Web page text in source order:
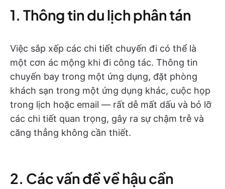
1. Thông tin du lịch phân tán
Việc sắp xếp các chi tiết chuyến đi có thể là
một cơn ác mộng khi đi công tác. Thông tin
chuyến bay trong một ứng dụng, đặt phòng
khách sạn trong một ứng dụng khác, cuộc họp
trong lịch hoặc email — rất dễ mất dấu và bỏ lỡ
các chi tiết quan trọng, gây ra sự chậm trễ và
căng thẳng không cần thiết.
2. Các vấn đề về hậu cần